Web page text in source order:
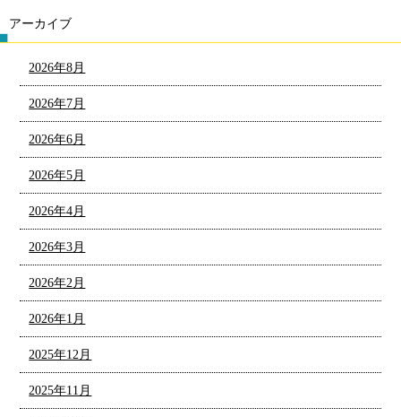
アーカイブ
2026年8月
2026年7月
2026年6月
2026年5月
2026年4月
2026年3月
2026年2月
2026年1月
2025年12月
2025年11月